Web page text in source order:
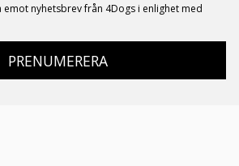
emot nyhetsbrev från 4Dogs i enlighet med
PRENUMERERA